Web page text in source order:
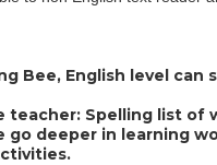
Bee, English level
teacher: Spelling list of
go deeper in learning